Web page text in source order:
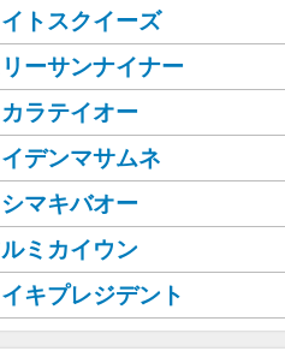
トスクイーズ
ーサンナイナー
ラテイオー
デンマサムネ
シマキバオー
ミカイウン
キプレジデント